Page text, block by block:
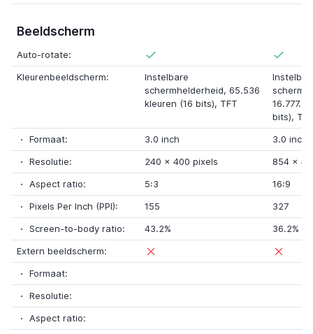
Beeldscherm
Auto-rotate:
Kleurenbeeldscherm:
Instelbare
schermhelderheid, 65.536
kleuren (16 bits), TFT
bits),
Formaat:
3.0 inch
3.0 inch
Resolutie:
240 x 400 pixels 854 x
Aspect ratio:
5:3
16:9
Pixels Per Inch (PPI):
155
327
Screen-to-body ratio:
43.2%
36.2%
Extern beeldscherm:
Formaat:
Resolutie:
Aspect ratio: